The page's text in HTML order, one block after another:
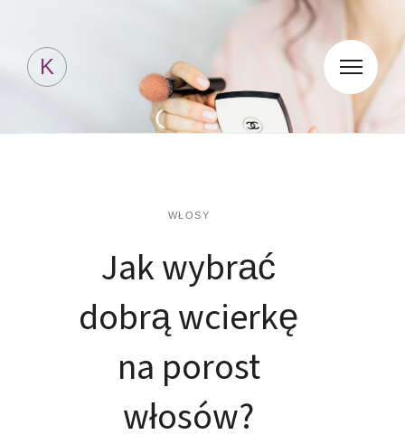
K
WŁOSY
Jak wybrać
dobrą wcierkę
na porost
włosów?